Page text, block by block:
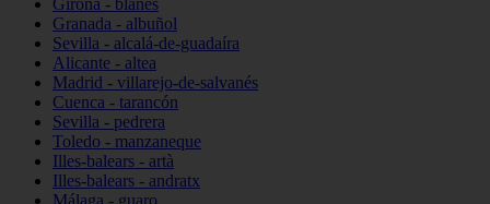
Girona - blanes
Granada - albuñol
Sevilla - alcalá-de-guadaíra
Alicante - altea
Madrid - villarejo-de-salvanés
Cuenca - tarancón
Sevilla - pedrera
Toledo - manzaneque
Illes-balears - artà
Illes-balears - andratx
Málaga - guaro